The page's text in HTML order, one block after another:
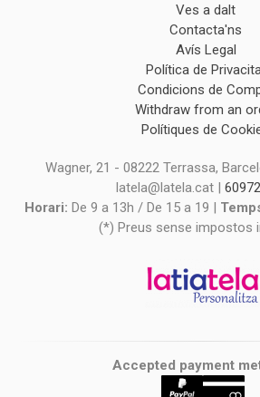
Ves a dalt
Contacta'ns
Avís Legal
Política de
Condicions de
Withdraw from an
Polítiques de
Wagner, 21 - 08222 Terrassa,
latela@latela.cat |
Horari: De 9 a 13h / De 15 a 19 |
(*) Preus sense impostos
Accepted payment